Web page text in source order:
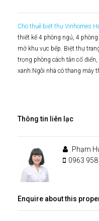
Cho thuê biệt thự Vinhomes
thiết kế 4 phòng ngủ, 4
mở khu vực bếp. Biệt thự
trọng phòng cách tân cổ
xanh.Ngôi nhà có thang máy
Thông tin liên lạc
Phạm
0963
Enquire about this